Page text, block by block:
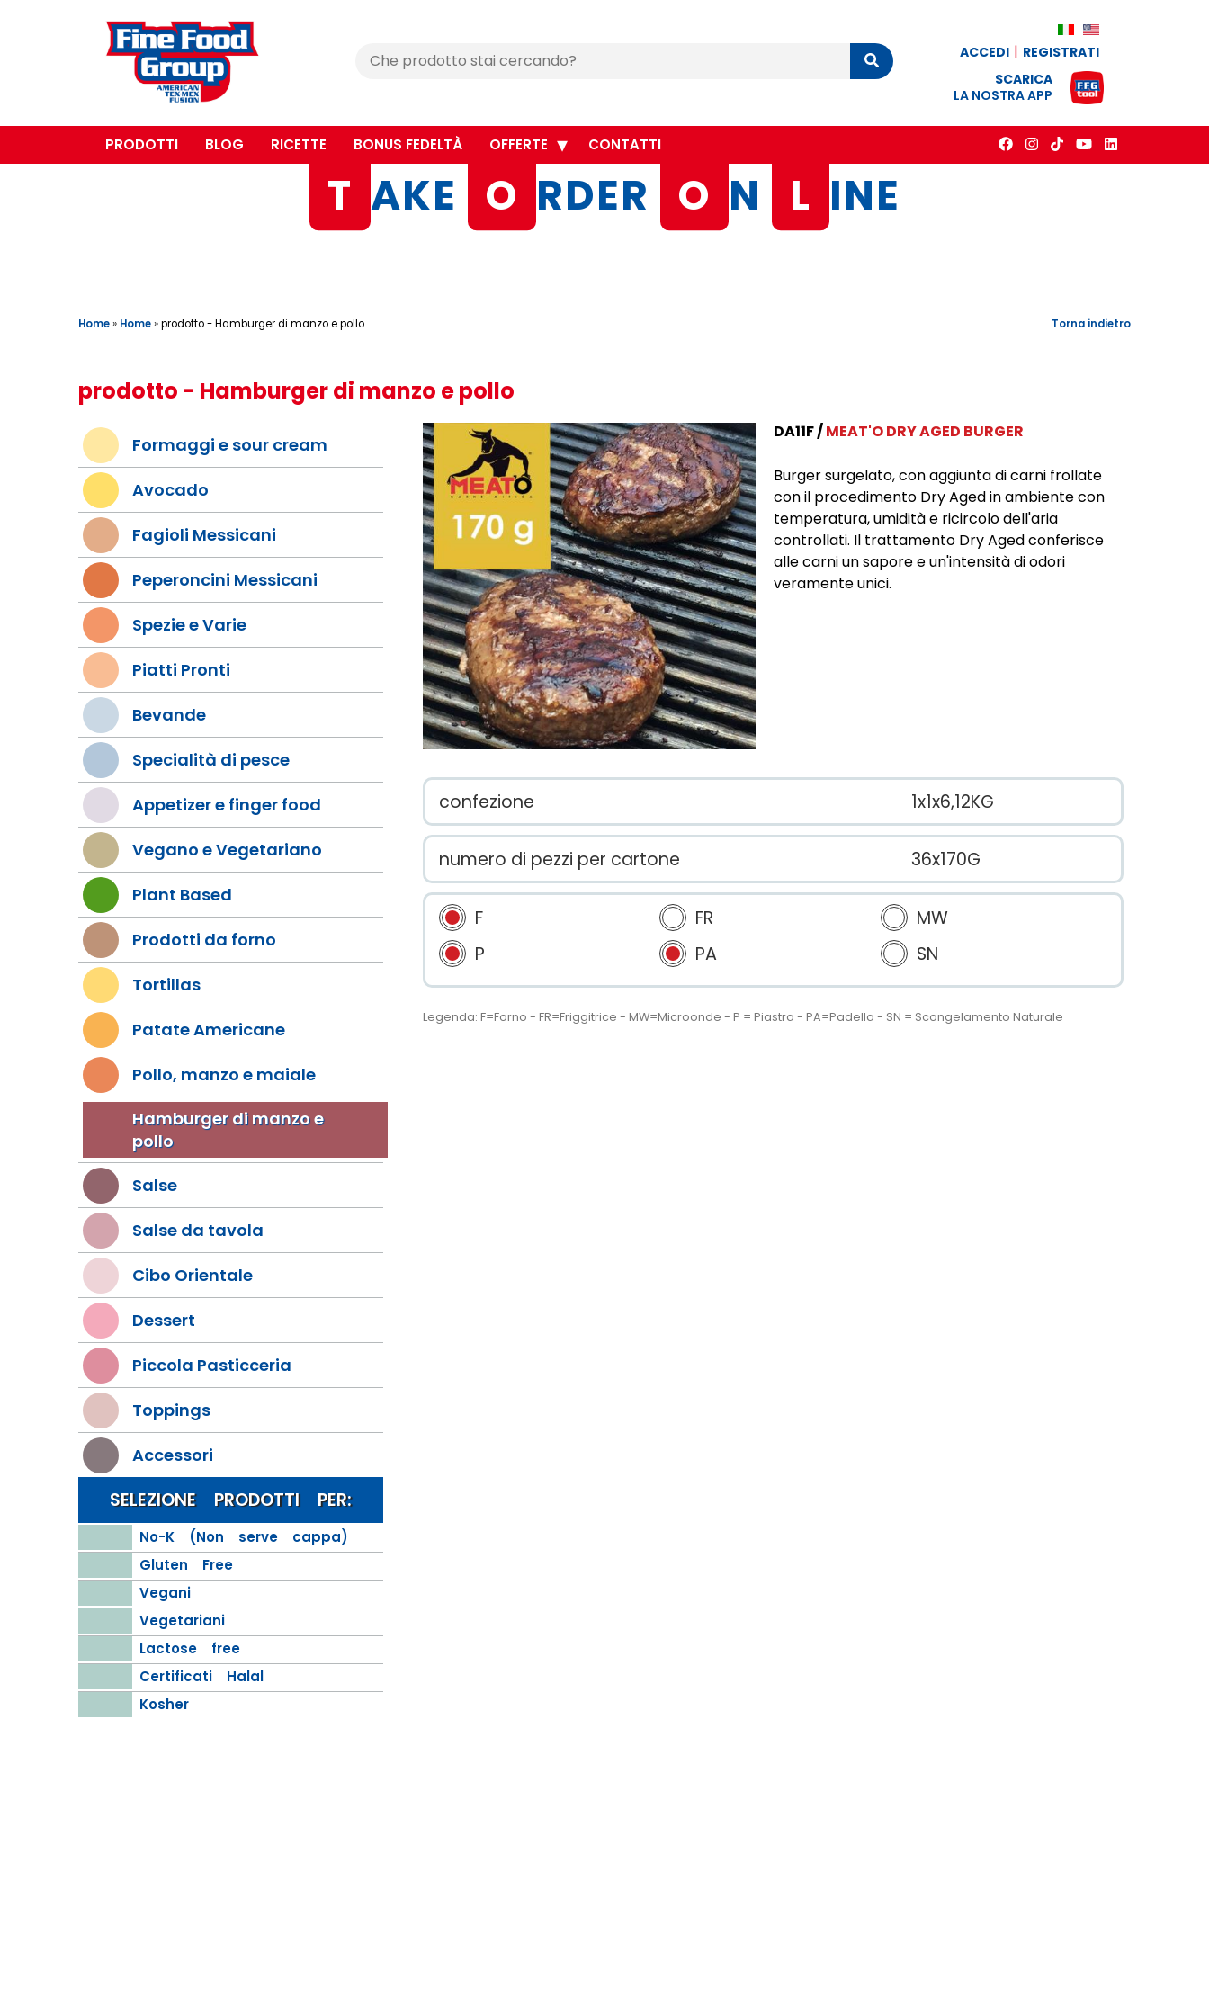
Cerca
Cerca ACCEDI
REGISTRATI
SCARICA
LA NOSTRA APP
PRODOTTI BLOG RICETTE BONUS FEDELTÀ OFFERTE CONTATTI
T AKE O RDER O N L INE
Home» Home»prodotto - Hamburger di manzo e pollo Torna indietro
prodotto - Hamburger di manzo e pollo
Formaggi e sour cream
Avocado
Fagioli Messicani
Peperoncini Messicani
Spezie e Varie
Piatti Pronti
Bevande
Specialità di pesce
Appetizer e finger food
Vegano e Vegetariano
Plant Based
Prodotti da forno
Tortillas
Patate Americane
Pollo, manzo e maiale
Hamburger di manzo e
pollo
Salse
Salse da tavola
Cibo Orientale
Dessert
Piccola Pasticceria
Toppings
Accessori
SELEZIONE PRODOTTI PER:
No-K (Non serve cappa)
Gluten Free
Vegani
Vegetariani
Lactose free
Certificati Halal
Kosher
DA11F MEAT'O DRY AGED BURGER
Burger surgelato, con aggiunta di carni frollate
con il procedimento Dry Aged in ambiente con
temperatura, umidità e ricircolo dell'aria
controllati. Il trattamento Dry Aged conferisce
alle carni un sapore e un'intensità di odori
veramente unici.
confezione 1x1x6,12KG
numero di pezzi per cartone 36x170G
F FR
MW
P
PA SN
Legenda: F=Forno - FR=Friggitrice - MW=Microonde - P = Piastra - PA=Padella - SN = Scongelamento Naturale